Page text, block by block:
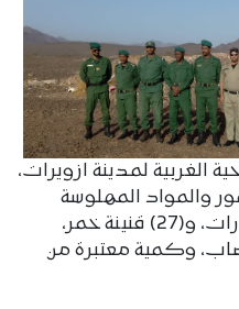
الغربية لمدينة ازويرات،
والمواد المهلوسة
تمثلت في (64) كلغ من المخدرات، و(27) قنينة خمر،
وكمية معتبرة من